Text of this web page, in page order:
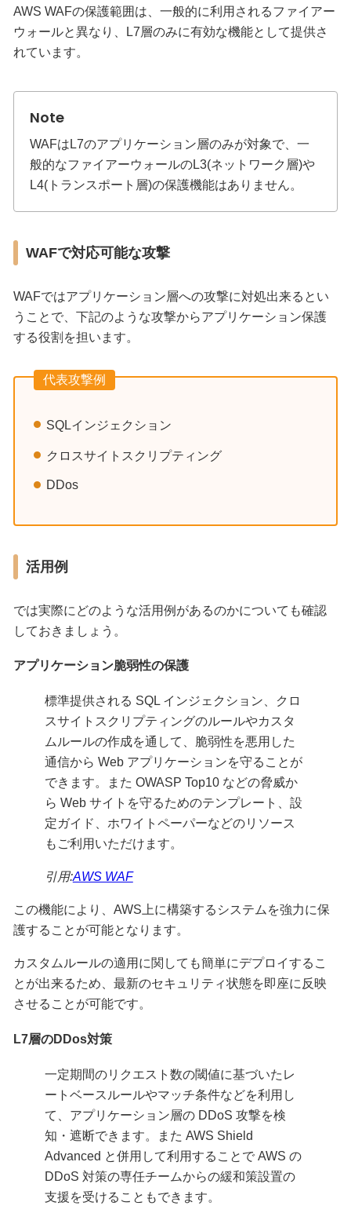
AWS WAFの保護範囲は、一般的に利用されるファイアー
ウォールと異なり、L7層のみに有効な機能として提供さ
れています。
WAFはL7のアプリケーション層のみが対象で、一
般的なファイアーウォールのL3(ネットワーク層)や
L4(トランスポート層)の保護機能はありません。
WAFで対応可能な攻撃
WAFではアプリケーション層への攻撃に対処出来るとい
うことで、下記のような攻撃からアプリケーション保護
する役割を担います。
代表攻撃例
SQLインジェクション
クロスサイトスクリプティング
DDos
活用例
では実際にどのような活用例があるのかについても確認
しておきましょう。
アプリケーション脆弱性の保護
標準提供される SQL インジェクション、クロ
スサイトスクリプティングのルールやカスタ
ムルールの作成を通して、脆弱性を悪用した
通信から Web アプリケーションを守ることが
できます。また OWASP Top10 などの脅威か
ら Web サイトを守るためのテンプレート、設
定ガイド、ホワイトペーパーなどのリソース
もご利用いただけます。
引用:AWS WAF
この機能により、AWS上に構築するシステムを強力に保
護することが可能となります。
カスタムルールの適用に関しても簡単にデプロイするこ
とが出来るため、最新のセキュリティ状態を即座に反映
させることが可能です。
L7層のDDos対策
一定期間のリクエスト数の閾値に基づいたレ
ートベースルールやマッチ条件などを利用し
て、アプリケーション層の DDoS 攻撃を検
知・遮断できます。また AWS Shield
Advanced と併用して利用することで AWS の
DDoS 対策の専任チームからの緩和策設置の
支援を受けることもできます。